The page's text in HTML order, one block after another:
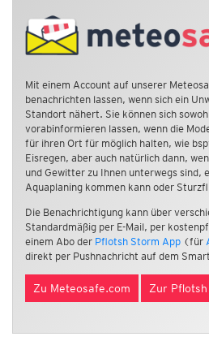
Mit einem Account auf unserer
benachrichten lassen, wenn sich ein
Standort nähert. Sie können sich
vorabinformieren lassen, wenn die
für ihren Ort für möglich halten, wie
Eisregen, aber auch natürlich dann,
und Gewitter zu Ihnen unterwegs sind,
Aquaplaning kommen kann oder
Die Benachrichtigung kann über
Standardmäßig per E-Mail, per
einem Abo der Pflotsh Storm App (für
direkt per Pushnachricht auf dem
Zu Meteosafe.com Zur